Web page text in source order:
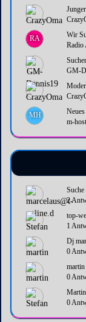
RA
Wir
Radio
GM-
MH
m-
2
top-
1
Dj
0
martin
0
Martin
0